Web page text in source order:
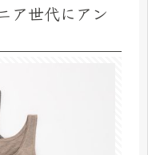
ア世代にアン